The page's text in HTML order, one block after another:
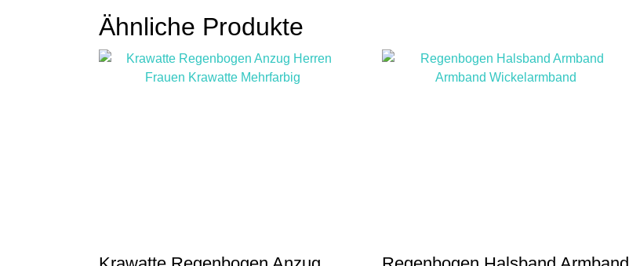
Ähnliche Produkte